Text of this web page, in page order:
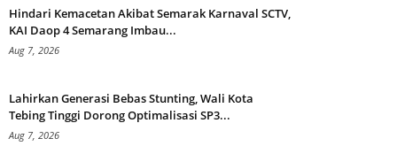
Hindari Kemacetan Akibat Semarak Karnaval SCTV,
KAI Daop 4 Semarang Imbau...
Aug 7, 2026
Lahirkan Generasi Bebas Stunting, Wali Kota
Tebing Tinggi Dorong Optimalisasi SP3...
Aug 7, 2026